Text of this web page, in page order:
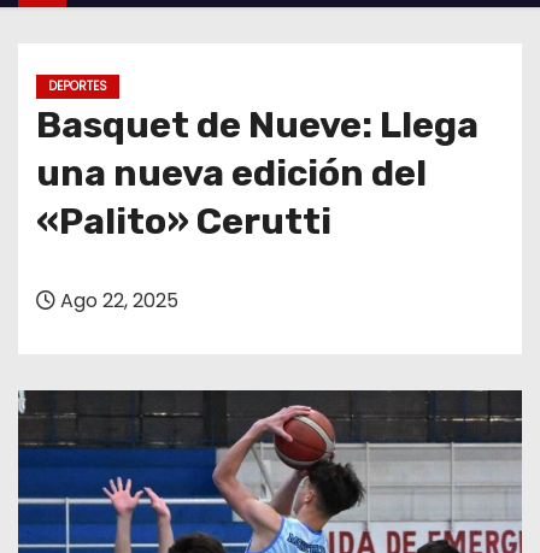
o
DEPORTES
Basquet de Nueve: Llega
una nueva edición del
«Palito» Cerutti
Ago 22, 2025